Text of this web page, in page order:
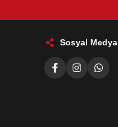
Sosyal Medya